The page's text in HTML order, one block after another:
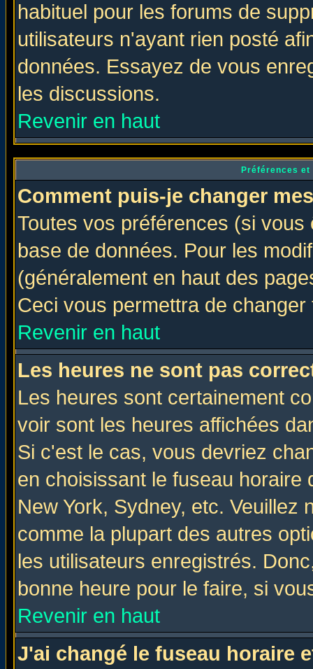
habituel pour les forums de
utilisateurs n'ayant rien posté
données. Essayez de vous
les discussions.
Revenir en haut
Préférences
Comment puis-je changer
Toutes vos préférences (si
base de données. Pour les
(généralement en haut des
Ceci vous permettra de
Revenir en haut
Les heures ne sont pas
Les heures sont certainement
voir sont les heures affichées
Si c'est le cas, vous devriez
en choisissant le fuseau
New York, Sydney, etc. Veuillez
comme la plupart des autres
les utilisateurs enregistrés.
bonne heure pour le faire, si
Revenir en haut
J'ai changé le fuseau horaire